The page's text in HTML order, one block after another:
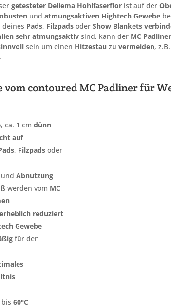
getesteter Deliema Hohlfaserflor ist auf der
undatmungsaktiven Hightech Gewebe
deines Pads, Filzpads oderShow Blankets
sehr atmungsaktiv sind, kann der MC Padliner
sein um einen Hitzestau zuvermeiden,
.
contoured MC Padliner für
, ca. 1 cmdünn
auf
, Filzpads oder
undAbnutzung
werden vom MC
erheblich reduziert
Gewebe
für den
bis60°C